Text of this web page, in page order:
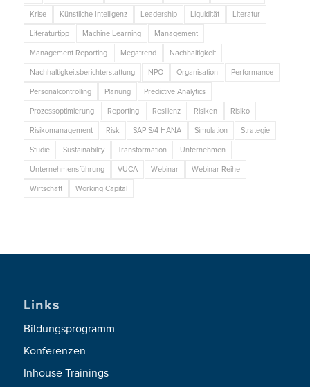
Krise Künstliche Intelligenz Leadership Liquidität Literatur
Literaturtipp Machine Learning Management
Management Reporting Megatrend Nachhaltigkeit
Nachhaltigkeitsberichterstattung NPO Organisation Performance
Personalcontrolling Planung Predictive Analytics
Prozessoptimierung Reporting Resilienz Risiken Risiko
Risikomanagement Risk SAP S/4 HANA Simulation Strategie
Studie Sustainability Transformation Unternehmen
Unternehmensführung VUCA Webinar Webinar-Reihe
Wirtschaft Working Capital
Links
Bildungsprogramm
Konferenzen
Inhouse Trainings